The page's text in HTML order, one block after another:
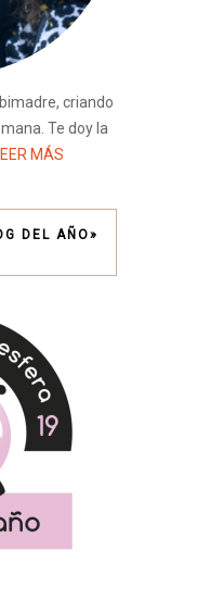
criando
Te doy la
MÁS
DEL AÑO»